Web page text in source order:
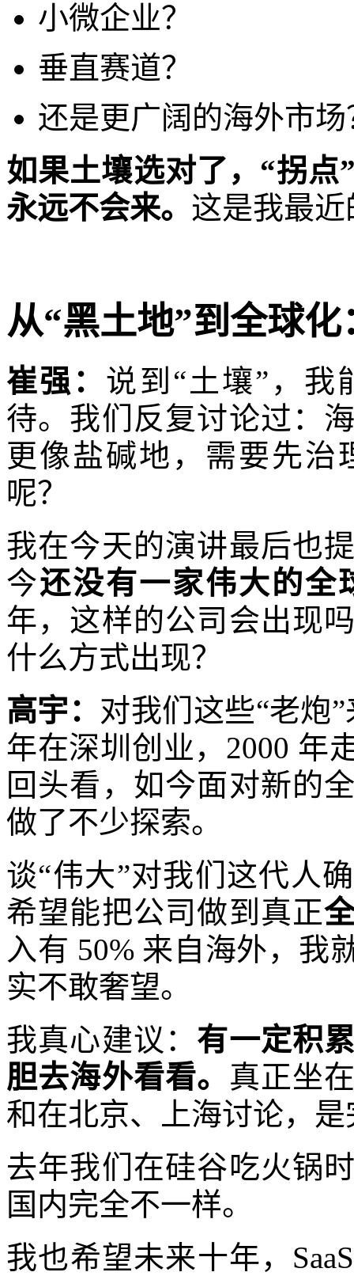
小微企业？
垂直赛道？
还是更广阔的海外市场
如果土壤选对了，“拐
永远不会来。 这是我最
从“黑土地”到全球
崔强： 说到“土壤”，我
待。我们反复讨论过：
更像盐碱地，需要先治
呢？
我在今天的演讲最后也
今还没有一家伟大的全
年，这样的公司会出现
什么方式出现？
高宇： 对我们这些“老炮
年在深圳创业，2000 年
回头看，如今面对新的
做了不少探索。
谈“伟大”对我们这代人
希望能把公司做到真正
入有 50% 来自海外，我
实不敢奢望。
我真心建议： 有一定积
胆去海外看看。 真正坐
和在北京、上海讨论，
去年我们在硅谷吃火锅
国内完全不一样。
我也希望未来十年，